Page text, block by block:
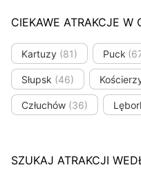
CIEKAWE ATRAKCJE W
Kartuzy (81) Puck
Słupsk (46)
Człuchów (36)
SZUKAJ ATRAKCJI